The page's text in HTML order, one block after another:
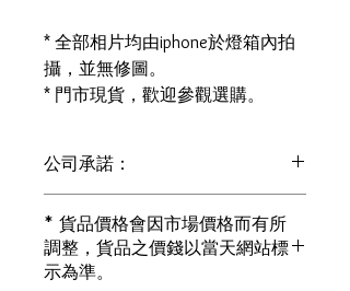
* 全部相片均由iphone於燈箱內拍
攝，並無修圖。
* 門市現貨，歡迎參觀選購。
公司承諾：
冇加色！冇化妝！
i) 所有已鑲玉器珠寶丶玉鐲丶擺件皆 奉
送 [香港翡翠鑑証書]
* 貨品價格會因市場價格而有所
調整，貨品之價錢以當天網站標
示為準。